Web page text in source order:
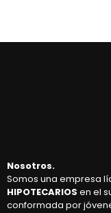
Nosotros.
Somos una empresa
HIPOTECARIOS en el
conformada por